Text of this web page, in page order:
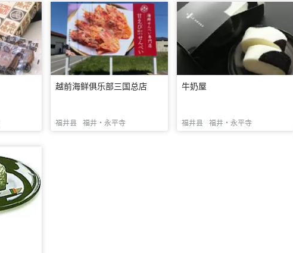
越前海鲜俱乐部三国总店
福井县 福井・永平寺
牛奶屋
福井县 福井・永平寺